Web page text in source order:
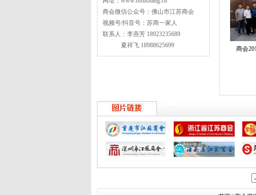
商会微信公众号：佛山市江苏商会
视频号/抖音号：苏商一家人
联系人：李燕芳 18923235689
夏祥飞 18988625699
商会